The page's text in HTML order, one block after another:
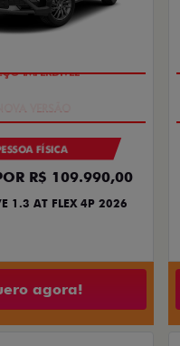
IMPERDÍVEL
FÍSICA
R$ 109.990,00
1.3 AT FLEX 4P 2026
agora!